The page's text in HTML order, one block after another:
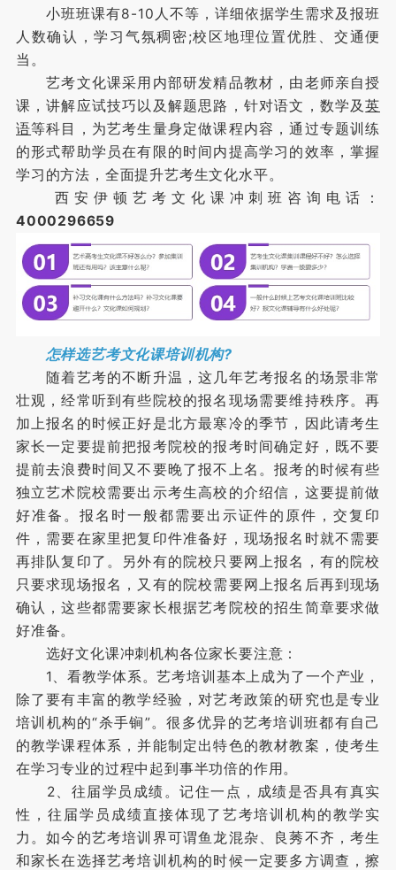
小班班课有8-10人不等，详细依据学生需求及报班
人数确认，学习气氛稠密;校区地理位置优胜、交通便
当。
艺考文化课采用内部研发精品教材，由老师亲自授
课，讲解应试技巧以及解题思路，针对语文，数学及英
语等科目，为艺考生量身定做课程内容，通过专题训练
的形式帮助学员在有限的时间内提高学习的效率，掌握
学习的方法，全面提升艺考生文化水平。
西安伊顿艺考文化课冲刺班咨询电话：
4000296659
怎样选艺考文化课培训机构?
随着艺考的不断升温，这几年艺考报名的场景非常
壮观，经常听到有些院校的报名现场需要维持秩序。再
加上报名的时候正好是北方最寒冷的季节，因此请考生
家长一定要提前把报考院校的报考时间确定好，既不要
提前去浪费时间又不要晚了报不上名。报考的时候有些
独立艺术院校需要出示考生高校的介绍信，这要提前做
好准备。报名时一般都需要出示证件的原件，交复印
件，需要在家里把复印件准备好，现场报名时就不需要
再排队复印了。另外有的院校只要网上报名，有的院校
只要求现场报名，又有的院校需要网上报名后再到现场
确认，这些都需要家长根据艺考院校的招生简章要求做
好准备。
选好文化课冲刺机构各位家长要注意：
1、看教学体系。艺考培训基本上成为了一个产业，
除了要有丰富的教学经验，对艺考政策的研究也是专业
培训机构的“杀手锏”。很多优异的艺考培训班都有自己
的教学课程体系，并能制定出特色的教材教案，使考生
在学习专业的过程中起到事半功倍的作用。
2、往届学员成绩。记住一点，成绩是否具有真实
性，往届学员成绩直接体现了艺考培训机构的教学实
力。如今的艺考培训界可谓鱼龙混杂、良莠不齐，考生
和家长在选择艺考培训机构的时候一定要多方调查，擦